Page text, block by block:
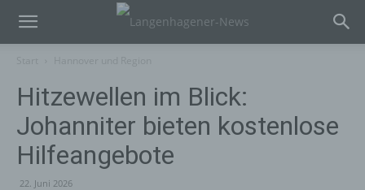
Hitzewellen im Blick:
Johanniter bieten kostenlose
Hilfeangebote
22. Juni 2026